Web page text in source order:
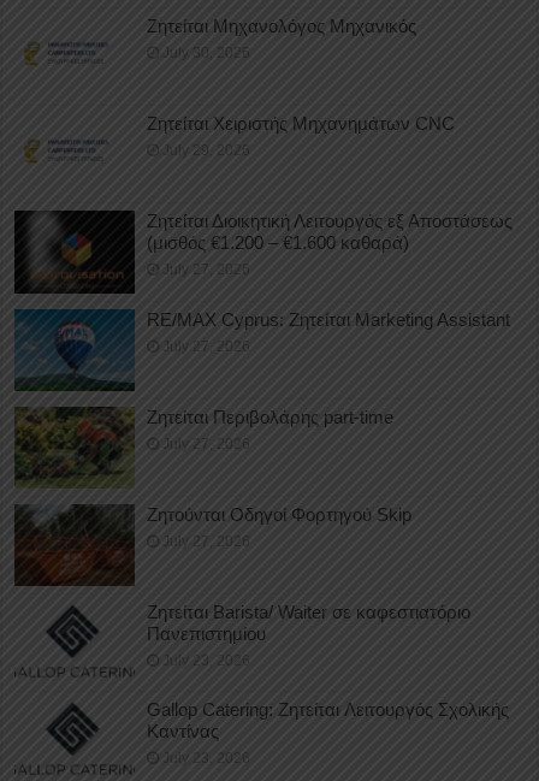
Ζητείται Μηχανολόγος Μηχανικός
July 30, 2026
Ζητείται Χειριστής Μηχανημάτων CNC
July 29, 2026
Ζητείται Διοικητική Λειτουργός εξ Αποστάσεως
(μισθός €1.200 – €1.600 καθαρά)
July 27, 2026
RE/MAX Cyprus: Ζητείται Marketing Assistant
July 27, 2026
Ζητείται Περιβολάρης part-time
July 27, 2026
Ζητούνται Οδηγοί Φορτηγού Skip
July 27, 2026
Ζητείται Barista/ Waiter σε καφεστιατόριο
Πανεπιστημίου
July 23, 2026
Gallop Catering: Ζητείται Λειτουργός Σχολικής
Καντίνας
July 23, 2026